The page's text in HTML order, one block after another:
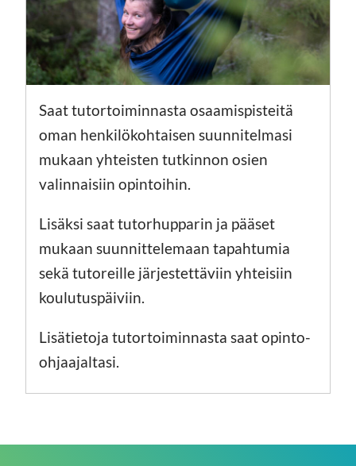
Saat tutortoiminnasta osaamispisteitä
oman henkilökohtaisen suunnitelmasi
mukaan yhteisten tutkinnon osien
valinnaisiin opintoihin.
Lisäksi saat tutorhupparin ja pääset
mukaan suunnittelemaan tapahtumia
sekä tutoreille järjestettäviin yhteisiin
koulutuspäiviin.
Lisätietoja tutortoiminnasta saat opinto-
ohjaajaltasi.